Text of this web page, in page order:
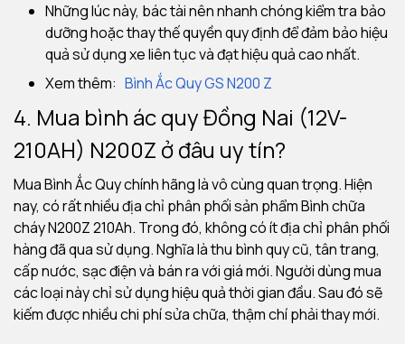
Những lúc này, bác tài nên nhanh chóng kiểm tra bảo
dưỡng hoặc thay thế quyền quy định để đảm bảo hiệu
quả sử dụng xe liên tục và đạt hiệu quả cao nhất.
Xem thêm: Bình Ắc Quy GS N200 Z
4. Mua bình ác quy Đồng Nai (12V-
210AH) N200Z ở đâu uy tín?
Mua Bình Ắc Quy chính hãng là vô cùng quan trọng.Hiện
nay, có rất nhiều địa chỉ phân phối sản phẩm Bình chữa
cháy N200Z 210Ah. Trong đó, không có ít địa chỉ phân phối
hàng đã qua sử dụng.Nghĩa là thu bình quy cũ, tân trang,
cấp nước, sạc điện và bán ra với giá mới.Người dùng mua
các loại này chỉ sử dụng hiệu quả thời gian đầu.Sau đó sẽ
kiếm được nhiều chi phí sửa chữa, thậm chí phải thay mới.